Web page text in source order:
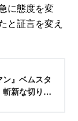
に態度を変
と証言を変え
ン』ベムスタ
新な切り口